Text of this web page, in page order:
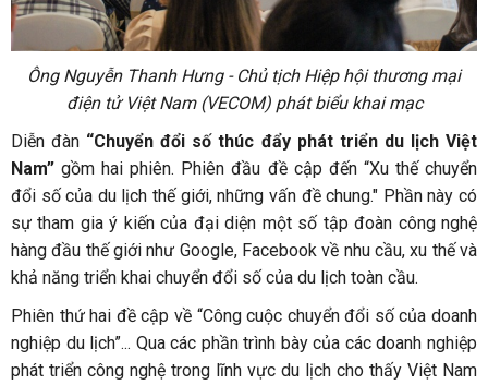
Ông Nguyễn Thanh Hưng - Chủ tịch Hiệp hội thương mại
điện tử Việt Nam (VECOM) phát biểu khai mạc
Diễn đàn “Chuyển đổi số thúc đẩy phát triển du lịch Việt
Nam” gồm hai phiên. Phiên đầu đề cập đến “Xu thế chuyển
đổi số của du lịch thế giới, những vấn đề chung." Phần này có
sự tham gia ý kiến của đại diện một số tập đoàn công nghệ
hàng đầu thế giới như Google, Facebook về nhu cầu, xu thế và
khả năng triển khai chuyển đổi số của du lịch toàn cầu.
Phiên thứ hai đề cập về “Công cuộc chuyển đổi số của doanh
nghiệp du lịch”... Qua các phần trình bày của các doanh nghiệp
phát triển công nghệ trong lĩnh vực du lịch cho thấy Việt Nam